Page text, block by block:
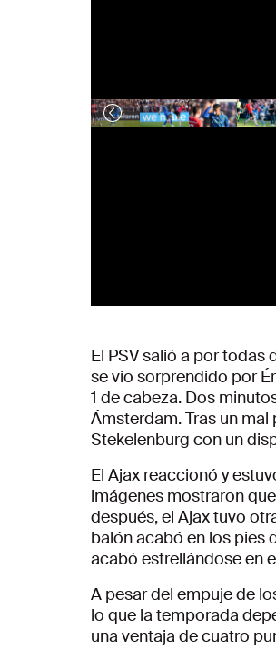
El PSV salió a por todas
se vio sorprendido por
1 de cabeza. Dos
Ámsterdam. Tras un
Stekelenburg con un
El Ajax reaccionó y
imágenes mostraron
después, el Ajax tuvo
balón acabó en los pies
acabó estrellándose en
A pesar del empuje de
lo que la temporada
una ventaja de cuatro